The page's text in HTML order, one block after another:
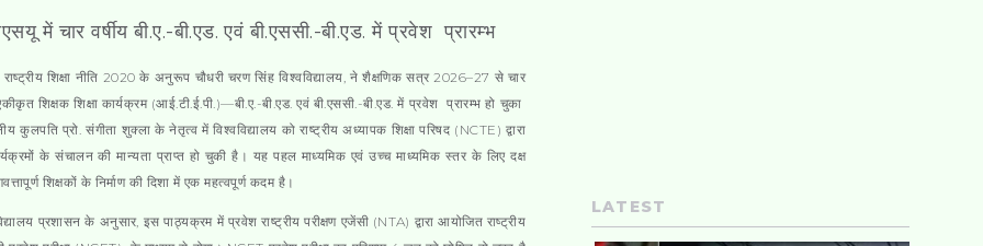
में चार वर्षीय बी.ए.-बी.एड. एवं बी.एससी.-बी.एड. में प्रवेश प्रारम्भ
राष्ट्रीय शिक्षा नीति 2020 के अनुरूप चौधरी चरण सिंह विश्वविद्यालय, ने शैक्षणिक सत्र 2026–27 से चार
शिक्षक शिक्षा कार्यक्रम (आई.टी.ई.पी.)—बी.ए.-बी.एड. एवं बी.एससी.-बी.एड. में प्रवेश प्रारम्भ हो चुका
कुलपति प्रो. संगीता शुक्ला के नेतृत्व में विश्वविद्यालय को राष्ट्रीय अध्यापक शिक्षा परिषद (NCTE) द्वारा
के संचालन की मान्यता प्राप्त हो चुकी है। यह पहल माध्यमिक एवं उच्च माध्यमिक स्तर के लिए दक्ष
शिक्षकों के निर्माण की दिशा में एक महत्वपूर्ण कदम है।
प्रशासन के अनुसार, इस पाठ्यक्रम में प्रवेश राष्ट्रीय परीक्षण एजेंसी (NTA) द्वारा आयोजित राष्ट्रीय
LATEST